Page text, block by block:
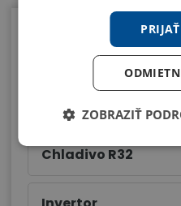
Jedna vonkajšia
jednotky
Chladivo R32
ZOBRAZIŤ